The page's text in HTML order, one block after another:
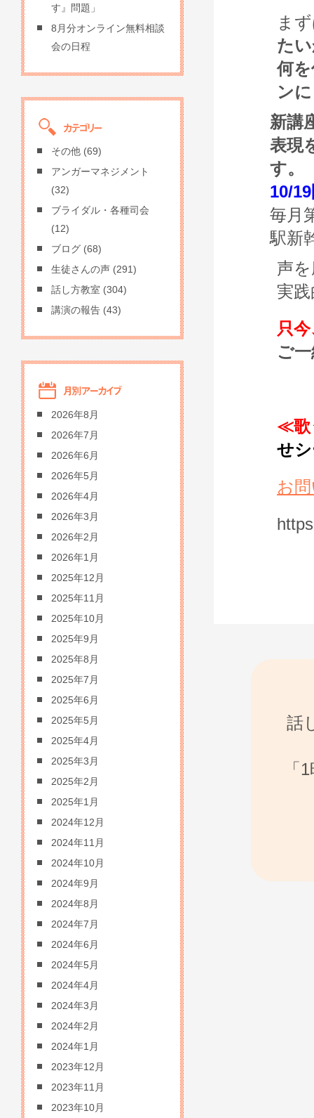
ま
た
何
ン
新講
表現
す。
10/
毎月
駅新
声
実
只
ご
≪歌
せ
お
話
「
す』問題」
8月分オンライン無料相談
会の日程
その他 (69)
アンガーマネジメント
(32)
ブライダル・各種司会
(12)
ブログ (68)
生徒さんの声 (291)
話し方教室 (304)
講演の報告 (43)
2026年8月
2026年7月
2026年6月
2026年5月
2026年4月
2026年3月
2026年2月
2026年1月
2025年12月
2025年11月
2025年10月
2025年9月
2025年8月
2025年7月
2025年6月
2025年5月
2025年4月
2025年3月
2025年2月
2025年1月
2024年12月
2024年11月
2024年10月
2024年9月
2024年8月
2024年7月
2024年6月
2024年5月
2024年4月
2024年3月
2024年2月
2024年1月
2023年12月
2023年11月
2023年10月